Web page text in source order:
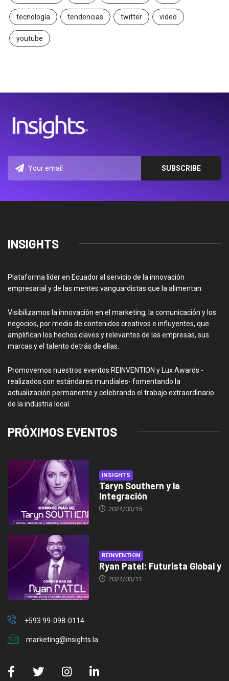
tecnología tendencias twitter video
youtube
INSIGHTS
Plataforma líder en Ecuador al servicio de la innovación
empresarial y de las mentes vanguardistas que la alimentan.
Visibilizamos la innovación en el marketing, la comunicación y los
negocios, por medio de contenidos creativos e influyentes, que
amplifican los hechos claves y relevantes de las empresas, sus
marcas y el talento detrás de ellas.
Promovemos nuestros eventos REINVENTION y Lux Awards -
realizados con estándares mundiales- fomentando la
actualización permanente y celebrando el trabajo extraordinario
de la industria local.
PRÓXIMOS EVENTOS
INSIGHTS
Taryn Southern y la
Integración
2024/03/15
REINVENTION
Ryan Patel: Futurista Global y
2024/03/11
+593 99-098-0114
marketing@insights.la